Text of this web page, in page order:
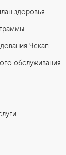
здоровья
Чекап
обслуживания